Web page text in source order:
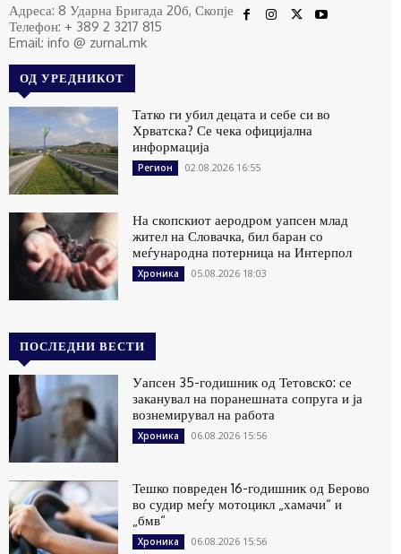
Адреса: 8 Ударна Бригада 20б, Скопје
Телефон: + 389 2 3217 815
Email: info @ zurnal.mk
ОД УРЕДНИКОТ
Татко ги убил децата и себе си во
Хрватска? Се чека официјална
информација
Регион 02.08.2026 16:55
На скопскиот аеродром уапсен млад
жител на Словачка, бил баран со
меѓународна потерница на Интерпол
Хроника 05.08.2026 18:03
ПОСЛЕДНИ ВЕСТИ
Уапсен 35-годишник од Тетовскo: се
заканувал на поранешната сопруга и ја
вознемирувал на работа
Хроника 06.08.2026 15:56
Тешко повреден 16-годишник од Берово
во судир меѓу мотоцикл „хамачи“ и
„бмв“
Хроника 06.08.2026 15:56